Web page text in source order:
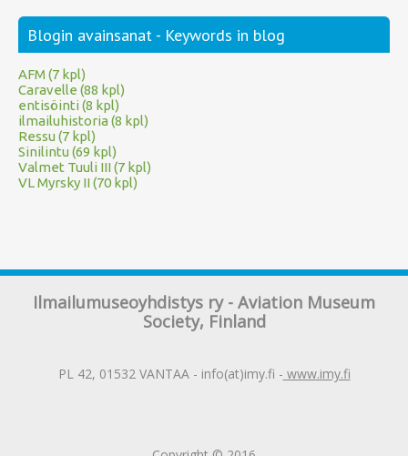
Blogin avainsanat - Keywords in blog
AFM (7 kpl)
Caravelle (88 kpl)
entisöinti (8 kpl)
ilmailuhistoria (8 kpl)
Ressu (7 kpl)
Sinilintu (69 kpl)
Valmet Tuuli III (7 kpl)
VL Myrsky II (70 kpl)
Ilmailumuseoyhdistys ry - Aviation Museum
Society, Finland
PL 42, 01532 VANTAA - info(at)imy.fi - www.imy.fi